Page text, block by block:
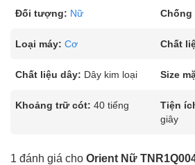
Đối tượng: Nữ
Loại máy: Cơ Chất
Chất liệu dây: Dây kim loại Size
Khoảng trữ cót: 40 tiếng Tiện
giây
1 đánh giá cho Orient Nữ